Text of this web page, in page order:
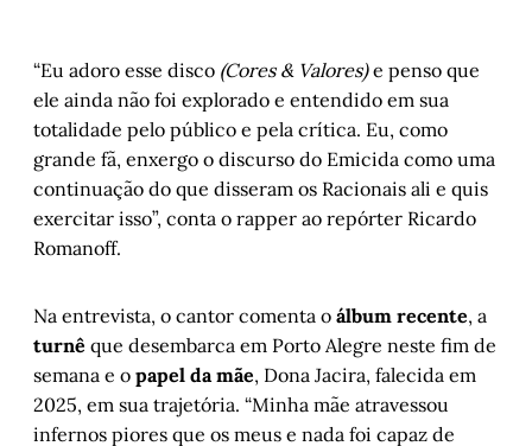
“Eu adoro esse disco (Cores & Valores)e penso que
ele ainda não foi explorado e entendido em sua
totalidade pelo público e pela crítica. Eu, como
grande fã, enxergo o discurso do Emicida como uma
continuação do que disseram os Racionais ali e quis
exercitar isso”, conta o rapper ao repórter Ricardo
Romanoff.
Na entrevista, o cantor comenta o álbum recente, a
turnê que desembarca em Porto Alegre neste fim de
semana e o papel da mãe, Dona Jacira, falecida em
2025, em sua trajetória. “Minha mãe atravessou
infernos piores que os meus e nada foi capaz de